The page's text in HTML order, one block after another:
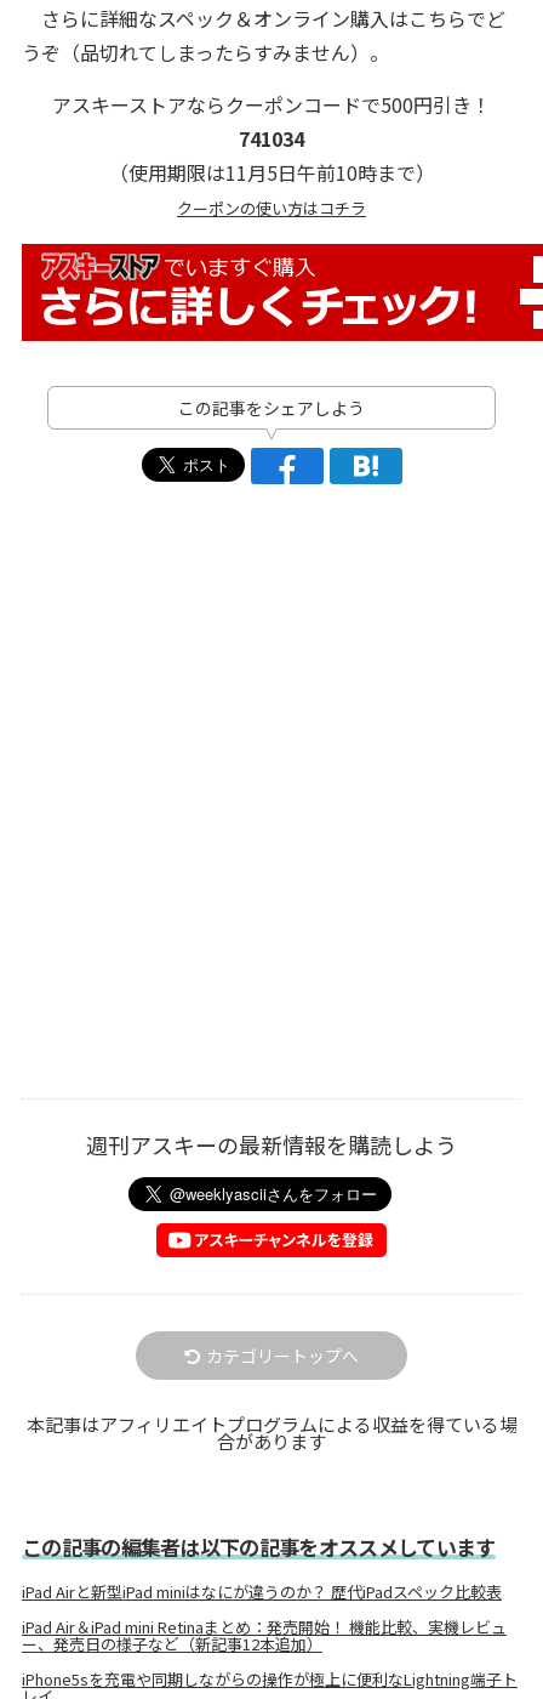
さらに詳細なスペック＆オンライン購入はこちらでど
うぞ（品切れてしまったらすみません）。
アスキーストアならクーポンコードで500円引き！
741034
（使用期限は11月5日午前10時まで）
クーポンの使い方はコチラ
この記事をシェアしよう
週刊アスキーの最新情報を購読しよう
カテゴリートップへ
本記事はアフィリエイトプログラムによる収益を得ている場
合があります
この記事の編集者は以下の記事をオススメしています
iPad Airと新型iPad miniはなにが違うのか？ 歴代iPadスペック比較表
iPad Air＆iPad mini Retinaまとめ：発売開始！ 機能比較、実機レビュ
ー、発売日の様子など（新記事12本追加）
iPhone5sを充電や同期しながらの操作が極上に便利なLightning端子ト